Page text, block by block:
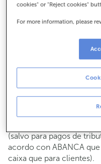
Consulta todos os
Xestións comerciais
cita previae
escollas
Clientes: de luns a venres
(salvo para pagos de
acordo con ABANCA
caixa que para clientes).
cookies" or "Reject cookies"
For more information, please